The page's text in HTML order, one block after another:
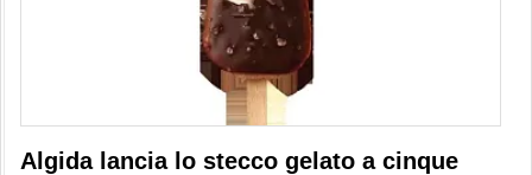
Algida lancia lo stecco gelato a cinque